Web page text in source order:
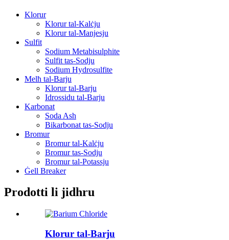
Klorur
Klorur tal-Kalċju
Klorur tal-Manjesju
Sulfit
Sodium Metabisulphite
Sulfit tas-Sodju
Sodium Hydrosulfite
Melħ tal-Barju
Klorur tal-Barju
Idrossidu tal-Barju
Karbonat
Soda Ash
Bikarbonat tas-Sodju
Bromur
Bromur tal-Kalċju
Bromur tas-Sodju
Bromur tal-Potassju
Ġell Breaker
Prodotti li jidhru
Klorur tal-Barju